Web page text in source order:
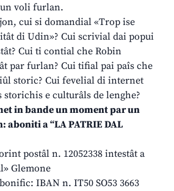
voli furlan.
cui si domandial «Trop ise
di Udin»? Cui scrivial dai popui
Cui ti contial che Robin
par furlan? Cui tifial pai paîs che
storic? Cui fevelial di internet
storichis e culturâls de lenghe?
in bande un moment par un
a “LA PATRIE DAL
postâl n. 12052338 intestât a
Glemone
IBAN n. IT50 SO53 3663